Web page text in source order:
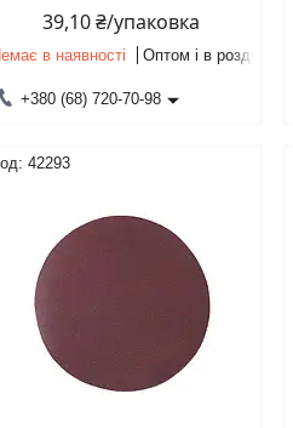
39,10 ₴/упаковка
в наявності Оптом і в роздріб
+380 (68) 720-70-98
42293